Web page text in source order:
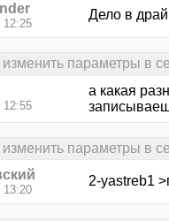
12:25
Дело в
изменить параметры в
12:55
а какая
изменить параметры в
13:20
2-yastreb1